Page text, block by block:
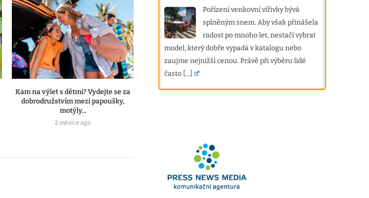
Kam na výlet s dětmi? Vydejte se za
dobrodružstvím mezi papoušky,
motýly...
2 měsíce ago
Finská sauna pro dva a nový způsob
Snubní prsteny z
Pořízení venkovní vířivky bývá
splněným snem. Aby však přinášela
radost po mnoho let, nestačí vybrat
model, který dobře vypadá v katalogu nebo
zaujme nejnižší cenou. Právě při výběru lidé
často [...]